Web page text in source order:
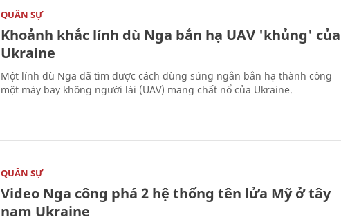
QUÂN SỰ
Khoảnh khắc lính dù Nga bắn hạ UAV 'khủng' của
Ukraine
Một lính dù Nga đã tìm được cách dùng súng ngắn bắn hạ thành công
một máy bay không người lái (UAV) mang chất nổ của Ukraine.
QUÂN SỰ
Video Nga công phá 2 hệ thống tên lửa Mỹ ở tây
nam Ukraine